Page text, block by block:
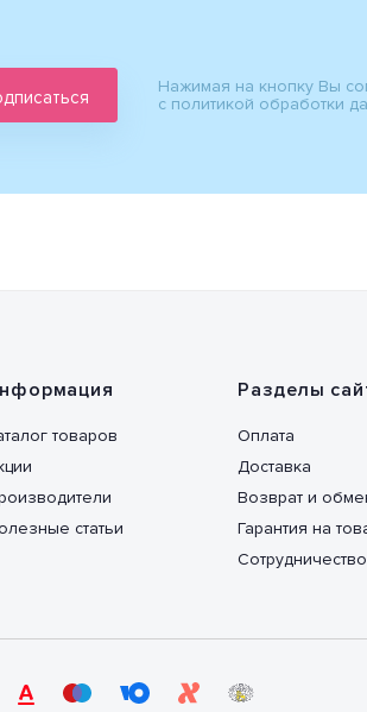
Нажимая на кнопку Вы
с политикой обработки
товаров
статьи
Разделы
Оплата
Доставка
Возврат и
Гарантия на
Сотрудничество